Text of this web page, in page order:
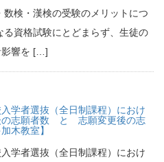
検・漢検の受験のメリットにつ
資格試験にとどまらず、生徒の
影響を […]
学者選抜（全日制課程）におけ
の志願者数 と 志願変更後の志
木教室】
学者選抜（全日制課程）におけ